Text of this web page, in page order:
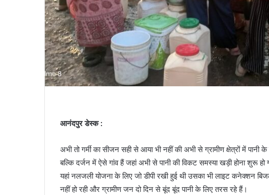
आनंदपुर डेस्क :
अभी तो गर्मी का सीजन सही से आया भी नहीं की अभी से ग्रामीण क्षेत्रों में पानी
बल्कि दर्जन में ऐसे गांव हैं जहां अभी से पानी की विकट समस्या खड़ी होना शुरू
यहां नलजली योजना के लिए जो डीपी रखी हुई थी उसका भी लाइट कनेक्शन
नहीं हो रही और ग्रामीण जन दो दिन से बूंद बूंद पानी के लिए तरस रहे हैं।